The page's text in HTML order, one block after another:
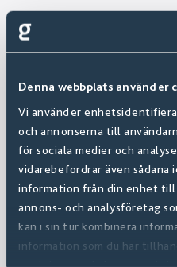
Denna webbplats använder
Vi använder
och annonserna till
för sociala medier och
vidarebefordrar även sådana
information från din enhet till
annons- och analysföretag
kan i sin tur kombinera
information som du har